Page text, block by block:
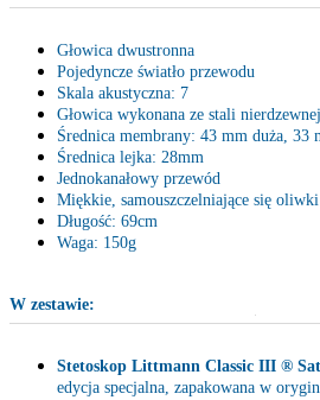
Głowica dwustronna
Pojedyncze światło przewodu
Skala akustyczna: 7
Głowica wykonana ze stali nierdzewnej
Średnica membrany: 43 mm duża, 33
Średnica lejka: 28mm
Jednokanałowy przewód
Miękkie, samouszczelniające się oliwki
Długość: 69cm
Waga: 150g
W zestawie:
Stetoskop Littmann Classic III ®
edycja specjalna, zapakowana w